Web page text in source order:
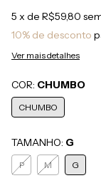
5 x de R$59,80
10% de desconto
Ver mais detalhes
COR: CHUMBO
CHUMBO
TAMANHO: G
P M G